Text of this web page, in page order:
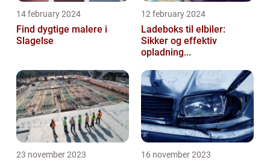
14 february 2024
Find dygtige malere i
Slagelse
12 february 2024
Ladeboks til elbiler:
Sikker og effektiv
opladning...
23 november 2023 16 november 2023